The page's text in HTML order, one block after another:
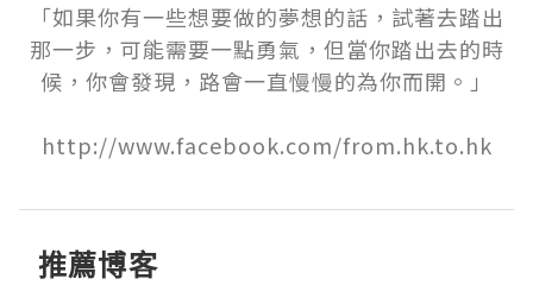
「如果你有一些想要做的夢想的話，試著去踏出
那一步，可能需要一點勇氣，但當你踏出去的時
候，你會發現，路會一直慢慢的為你而開。」
http://www.facebook.com/from.hk.to.hk
推薦博客